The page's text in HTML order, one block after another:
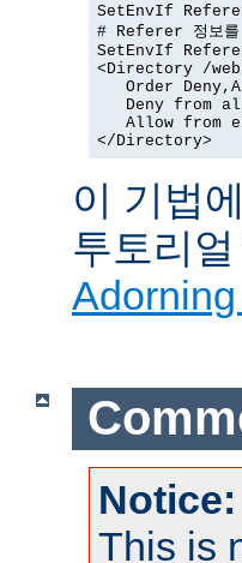
SetEnvIf
# Referer 정보를
SetEnvIf
<Directory /
Order
Deny from
Allow from
</Directory>
이 기법
투토리
Notice:
This is